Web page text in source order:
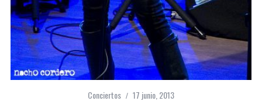
Conciertos 17 junio, 2013